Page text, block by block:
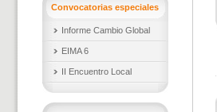
Convocatorias especiales
Informe Cambio Global
EIMA 6
II Encuentro Local